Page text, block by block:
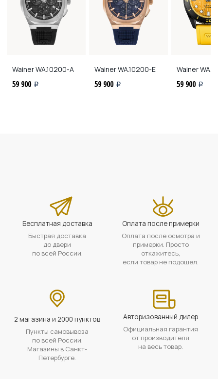
WainerWA.10200-A
59 900 i
WainerWA.10200-E
59 900 i
Wainer
59 900 i
Бесплатная доставка
Быстрая доставка
до двери
по всей России.
Оплата после примерки
Оплата после осмотра и
примерки. Просто
откажитесь,
если товар не подошел.
2 магазина и 2000 пунктов
Пункты самовывоза
по всей России.
Магазины в Санкт-
Петербурге.
Авторизованный дилер
Официальная гарантия
от производителя
на весь товар.